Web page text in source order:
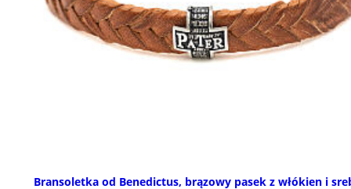
Bransoletka od Benedictus, brązowy pasek z włókien i